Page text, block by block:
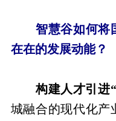
智慧谷如何将
在在的发展动能？
构建人才引进“
城融合的现代化产